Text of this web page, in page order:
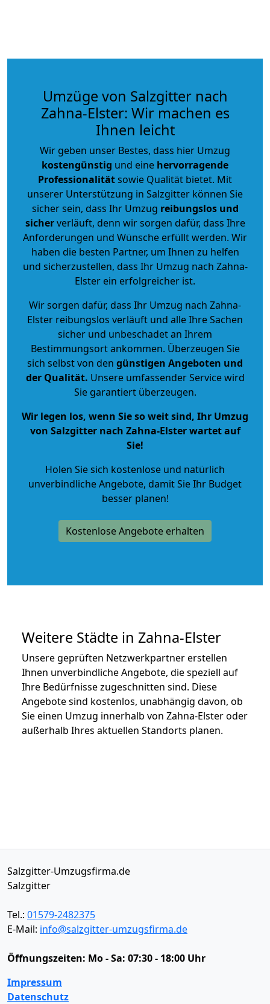
Umzüge von Salzgitter nach
Zahna-Elster: Wir machen es
Ihnen leicht
Wir geben unser Bestes, dass hier Umzug
kostengünstig und eine hervorragende
Professionalitätsowie Qualität bietet. Mit
unserer Unterstützung in Salzgitter können Sie
sicher sein, dass Ihr Umzug reibungslos und
sicherverläuft, denn wir sorgen dafür, dass Ihre
Anforderungen und Wünsche erfüllt werden. Wir
haben die besten Partner, um Ihnen zu helfen
und sicherzustellen, dass Ihr Umzug nach Zahna-
Elster ein erfolgreicher ist.
Wir sorgen dafür, dass Ihr Umzug nach Zahna-
Elster reibungslos verläuft und alle Ihre Sachen
sicher und unbeschadet an Ihrem
Bestimmungsort ankommen. Überzeugen Sie
sich selbst von den günstigen Angeboten und
der Qualität. Unsere umfassender Service wird
Sie garantiert überzeugen.
Wir legen los, wenn Sie so weit sind, Ihr Umzug
von Salzgitter nach Zahna-Elster wartet auf
Sie!
Holen Sie sich kostenlose und natürlich
unverbindliche Angebote, damit Sie Ihr Budget
besser planen!
Kostenlose Angebote erhalten
Weitere Städte in Zahna-Elster
Unsere geprüften Netzwerkpartner erstellen
Ihnen unverbindliche Angebote, die speziell auf
Ihre Bedürfnisse zugeschnitten sind. Diese
Angebote sind kostenlos, unabhängig davon, ob
Sie einen Umzug innerhalb von Zahna-Elster oder
außerhalb Ihres aktuellen Standorts planen.
Salzgitter-Umzugsfirma.de
Salzgitter
Tel.: 01579-2482375
E-Mail: info@salzgitter-umzugsfirma.de
Öffnungszeiten: Mo - Sa: 07:30 - 18:00 Uhr
Impressum
Datenschutz